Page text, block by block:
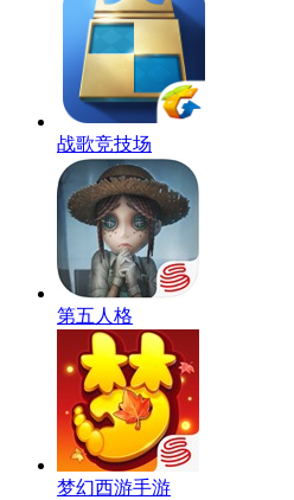
战歌竞技场
第五人格
梦幻西游手游